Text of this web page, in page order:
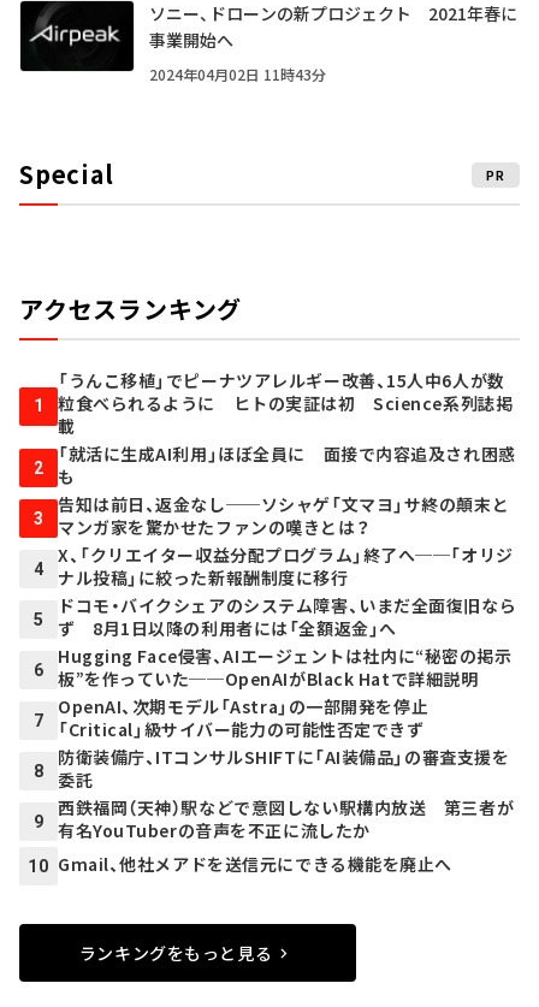
ソニー、ドローンの新プロジェクト 2021年春に
事業開始へ
2024年04月02日 11時43分
Special PR
アクセスランキング
1
「うんこ移植」でピーナツアレルギー改善、15人中6人が数
粒食べられるように ヒトの実証は初 Science系列誌掲
載
2
「就活に生成AI利用」ほぼ全員に 面接で内容追及され困惑
も
3
告知は前日、返金なし──ソシャゲ「文マヨ」サ終の顛末と
マンガ家を驚かせたファンの嘆きとは？
4
X、「クリエイター収益分配プログラム」終了へ──「オリジ
ナル投稿」に絞った新報酬制度に移行
5
ドコモ・バイクシェアのシステム障害、いまだ全面復旧なら
ず 8月1日以降の利用者には「全額返金」へ
6
Hugging Face侵害、AIエージェントは社内に“秘密の掲示
板”を作っていた──OpenAIがBlack Hatで詳細説明
7
OpenAI、次期モデル「Astra」の一部開発を停止
「Critical」級サイバー能力の可能性否定できず
8
防衛装備庁、ITコンサルSHIFTに「AI装備品」の審査支援を
委託
9
西鉄福岡（天神）駅などで意図しない駅構内放送 第三者が
有名YouTuberの音声を不正に流したか
10 Gmail、他社メアドを送信元にできる機能を廃止へ
ランキングをもっと見る